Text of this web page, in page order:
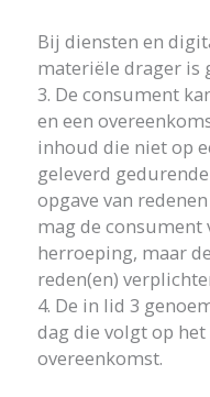
Bij diensten en
materiële drager is
3. De consument
en een
inhoud die niet op
geleverd
opgave van
mag de consument
herroeping, maar
reden(en)
4. De in lid 3
dag die volgt op
overeenkomst.